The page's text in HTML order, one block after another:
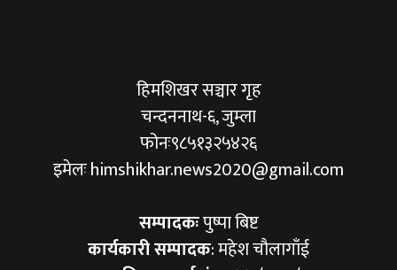
हिमशिखर सञ्चार गृह
चन्दननाथ-६, जुम्ला
फोनः९८५१३२५४२६
इमेलः himshikhar.news2020@gmail.com
सम्पादकःपुष्पा बिष्ट
कार्यकारी सम्पादक: महेश चौलागाँई